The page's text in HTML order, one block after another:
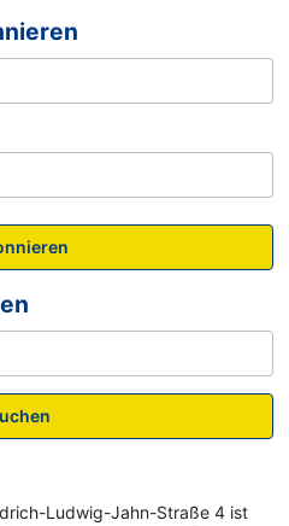
Ludwig-Jahn-Straße 4 ist